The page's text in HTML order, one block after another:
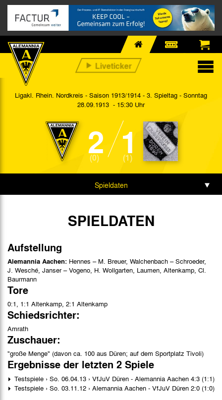
Ligakl. Rhein. Nordkreis - Saison 1913/1914 - 3. Spieltag - Sonntag
28.09.1913 - 15:30 Uhr
2
(0) 1
(1)
Spieldaten
SPIELDATEN
Aufstellung
Alemannia Aachen: Hennes – M. Breuer, Walchenbach – Schroeder,
J. Wesché, Janser – Vogeno, H. Wollgarten, Laumen, Altenkamp, Cl.
Baurmann
Tore
0:1, 1:1 Altenkamp, 2:1 Altenkamp
Schiedsrichter:
Amrath
Zuschauer:
"große Menge" (davon ca. 100 aus Düren; auf dem Sportplatz Tivoli)
Ergebnisse der letzten 2 Spiele
Testspiele › So. 06.04.13 › VfJuV Düren - Alemannia Aachen 4:3 (1:1)
Testspiele › So. 03.11.12 › Alemannia Aachen - VfJuV Düren 2:0 (1:0)